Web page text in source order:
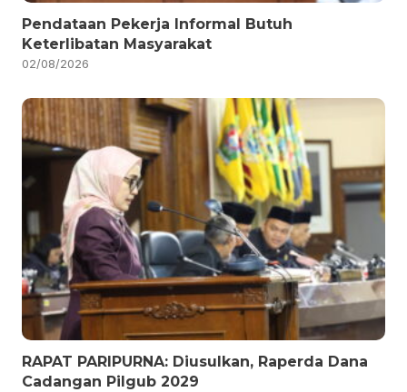
Pendataan Pekerja Informal Butuh
Keterlibatan Masyarakat
02/08/2026
RAPAT PARIPURNA: Diusulkan, Raperda Dana
Cadangan Pilgub 2029